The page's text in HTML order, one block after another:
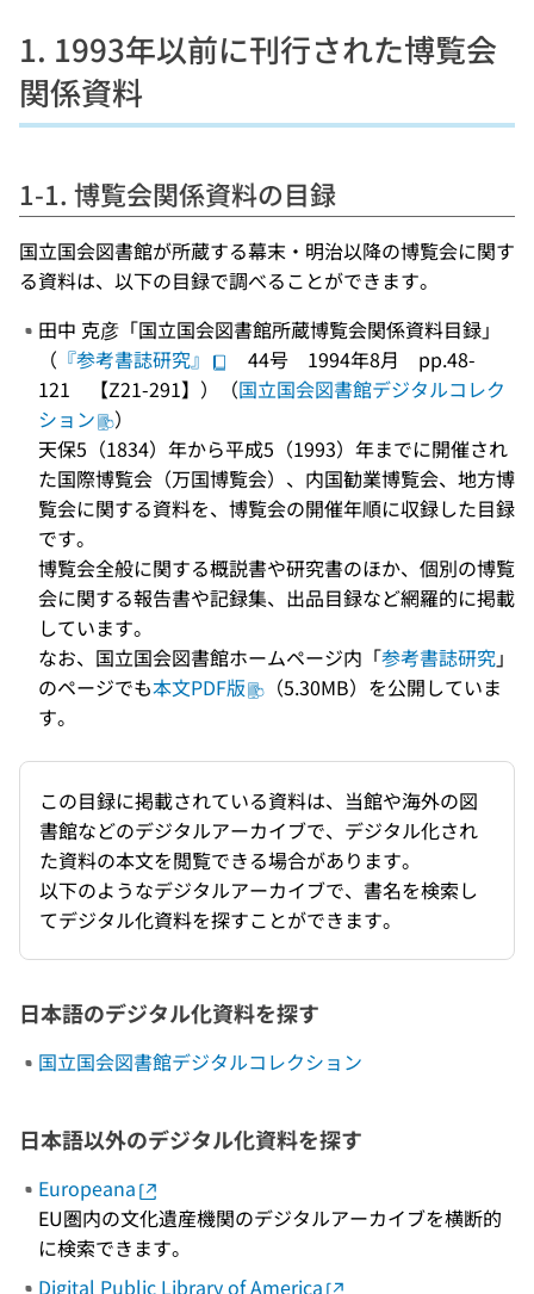
1. 1993年以前に刊行された博覧会
関係資料
1-1. 博覧会関係資料の目録
国立国会図書館が所蔵する幕末・明治以降の博覧会に関す
る資料は、以下の目録で調べることができます。
田中 克彦「国立国会図書館所蔵博覧会関係資料目録」
（ 『参考書誌研究』
44号 1994年8月 pp.48-
121 【Z21-291】）（国立国会図書館デジタルコレク
ション
）
天保5（1834）年から平成5（1993）年までに開催され
た国際博覧会（万国博覧会）、内国勧業博覧会、地方博
覧会に関する資料を、博覧会の開催年順に収録した目録
です。
博覧会全般に関する概説書や研究書のほか、個別の博覧
会に関する報告書や記録集、出品目録など網羅的に掲載
しています。
なお、国立国会図書館ホームページ内「参考書誌研究」
のページでも本文PDF版
（5.30MB）を公開していま
す。
この目録に掲載されている資料は、当館や海外の図
書館などのデジタルアーカイブで、デジタル化され
た資料の本文を閲覧できる場合があります。
以下のようなデジタルアーカイブで、書名を検索し
てデジタル化資料を探すことができます。
日本語のデジタル化資料を探す
国立国会図書館デジタルコレクション
日本語以外のデジタル化資料を探す
Europeana
EU圏内の文化遺産機関のデジタルアーカイブを横断的
に検索できます。
Digital Public Library of America